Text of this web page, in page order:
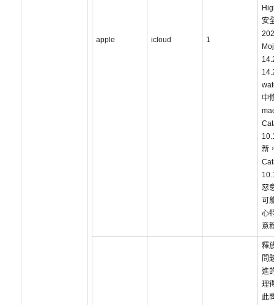
apple icloud 1
安
中
新
惡
可
心
意
釋
問
進
理
此